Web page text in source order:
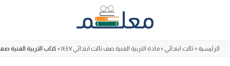
الرئيسية » ثالث ابتدائي »مادة التربية الفنية صف ثالث ابتدائي ١٤٤٧ » كتاب التربية الفنية